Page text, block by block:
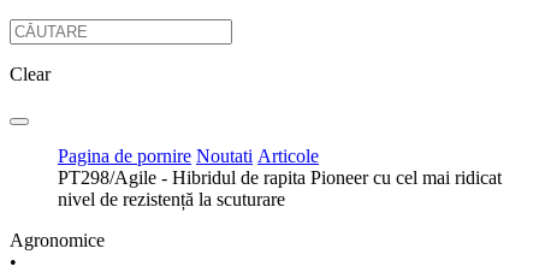
Clear
Pagina de pornire Noutati Articole
PT298/Agile - Hibridul de rapita Pioneer cu cel mai ridicat
nivel de rezistență la scuturare
Agronomice
•